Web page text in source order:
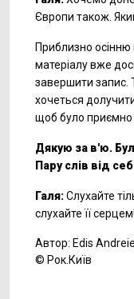
Європи також.
Приблизно
матеріалу вже
завершити
хочеться
щоб було приємно
Дякую за в'ю.
Пару слів від
Галя:Слухайте
слухайте її
Автор: Edis
© Рок.Київ